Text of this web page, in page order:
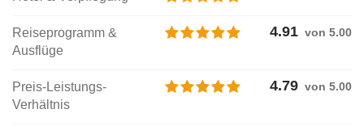
Reiseprogramm &
Ausflüge
4.91 von 5.00
Preis-Leistungs-
Verhältnis
4.79 von 5.00